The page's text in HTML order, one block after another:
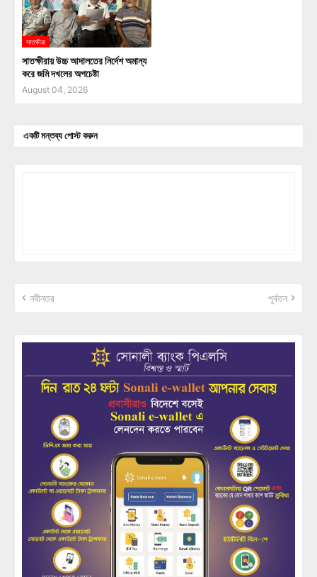
সাতক্ষীরা
সাতক্ষীরায় উচ্চ আদালতের নির্দেশ অমান্য
করে জমি দখলের অপচেষ্টা
August 04, 2026
একটি মন্তব্য পোস্ট করুন
নবীনতর পূর্বতন